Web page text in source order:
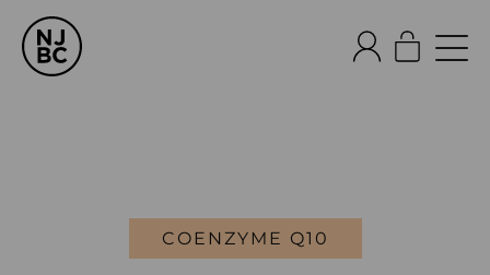
COENZYME Q10